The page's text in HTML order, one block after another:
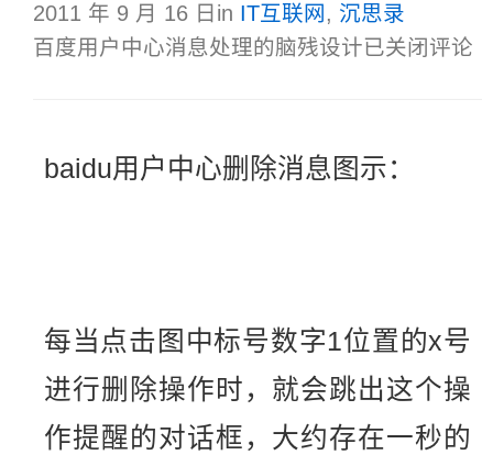
2011 年 9 月 16 日 in IT互联网 , 沉思录
百度用户中心消息处理的脑残设计已关闭评论
baidu用户中心删除消息图示：
每当点击图中标号数字1位置的x号
进行删除操作时，就会跳出这个操
作提醒的对话框，大约存在一秒的